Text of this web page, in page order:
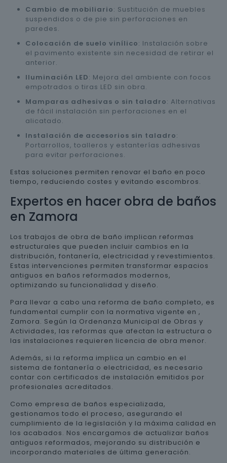
Cambio de mobiliario: Sustitución de muebles
suspendidos o de pie sin perforaciones en
paredes.
Colocación de suelo vinílico: Instalación sobre
el pavimento existente sin necesidad de retirar el
anterior.
Iluminación LED: Mejora del ambiente con focos
empotrados o tiras LED sin obra.
Mamparas adhesivas o sin taladro: Alternativas
de fácil instalación sin perforaciones en el
alicatado.
Instalación de accesorios sin taladro:
Portarrollos, toalleros y estanterías adhesivas
para evitar perforaciones.
Estas soluciones permiten renovar el baño en poco
tiempo, reduciendo costes y evitando escombros.
Expertos en hacer obra de baños
en Zamora
Los trabajos de obra de baño implican reformas
estructurales que pueden incluir cambios en la
distribución, fontanería, electricidad y revestimientos.
Estas intervenciones permiten transformar espacios
antiguos en baños reformados modernos,
optimizando su funcionalidad y diseño.
Para llevar a cabo una reforma de baño completo, es
fundamental cumplir con la normativa vigente en ,
Zamora. Según la Ordenanza Municipal de Obras y
Actividades, las reformas que afectan la estructura o
las instalaciones requieren licencia de obra menor.
Además, si la reforma implica un cambio en el
sistema de fontanería o electricidad, es necesario
contar con certificados de instalación emitidos por
profesionales acreditados.
Como empresa de baños especializada,
gestionamos todo el proceso, asegurando el
cumplimiento de la legislación y la máxima calidad en
los acabados. Nos encargamos de actualizar baños
antiguos reformados, mejorando su distribución e
incorporando materiales de última generación.